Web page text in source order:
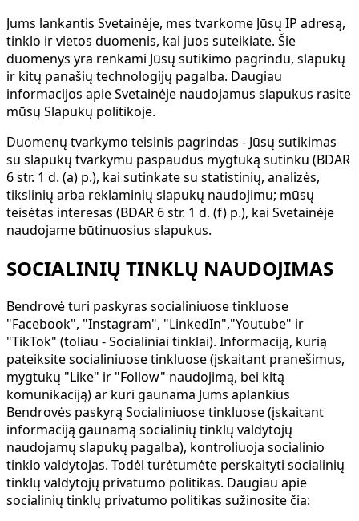
Jums lankantis Svetainėje, mes tvarkome Jūsų IP adresą,
tinklo ir vietos duomenis, kai juos suteikiate. Šie
duomenys yra renkami Jūsų sutikimo pagrindu, slapukų
ir kitų panašių technologijų pagalba. Daugiau
informacijos apie Svetainėje naudojamus slapukus rasite
mūsų Slapukų politikoje.
Duomenų tvarkymo teisinis pagrindas - Jūsų sutikimas
su slapukų tvarkymu paspaudus mygtuką sutinku (BDAR
6 str. 1 d. (a) p.), kai sutinkate su statistinių, analizės,
tikslinių arba reklaminių slapukų naudojimu; mūsų
teisėtas interesas (BDAR 6 str. 1 d. (f) p.), kai Svetainėje
naudojame būtinuosius slapukus.
SOCIALINIŲ TINKLŲ NAUDOJIMAS
Bendrovė turi paskyras socialiniuose tinkluose
"Facebook", "Instagram", "LinkedIn","Youtube" ir
"TikTok" (toliau - Socialiniai tinklai). Informaciją, kurią
pateiksite socialiniuose tinkluose (įskaitant pranešimus,
mygtukų "Like" ir "Follow" naudojimą, bei kitą
komunikaciją) ar kuri gaunama Jums aplankius
Bendrovės paskyrą Socialiniuose tinkluose (įskaitant
informaciją gaunamą socialinių tinklų valdytojų
naudojamų slapukų pagalba), kontroliuoja socialinio
tinklo valdytojas. Todėl turėtumėte perskaityti socialinių
tinklų valdytojų privatumo politikas. Daugiau apie
socialinių tinklų privatumo politikas sužinosite čia: